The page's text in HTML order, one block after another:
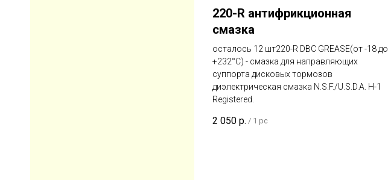
220-R антифрикционная
смазка
осталось 12 шт220-R DBC GREASE(от -18 до
+232°С) - смазка для направляющих
суппорта дисковых тормозов
диэлектрическая смазка N.S.F./U.S.D.A. H-1
Registered.
2 050 р. / 1 pc